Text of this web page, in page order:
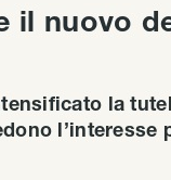
il nuovo
la
l’interesse